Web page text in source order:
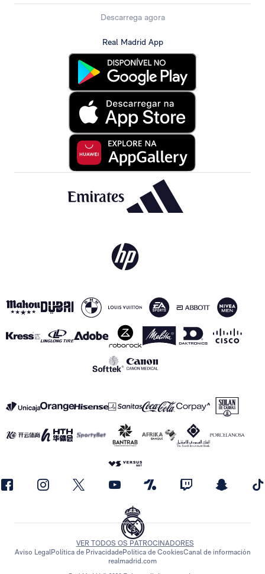
Descarrega agora
Real Madrid App
VER TODOS OS PATROCINADORES
Aviso LegalPolítica de PrivacidadePolítica de CookiesCanal de información
realmadrid.com